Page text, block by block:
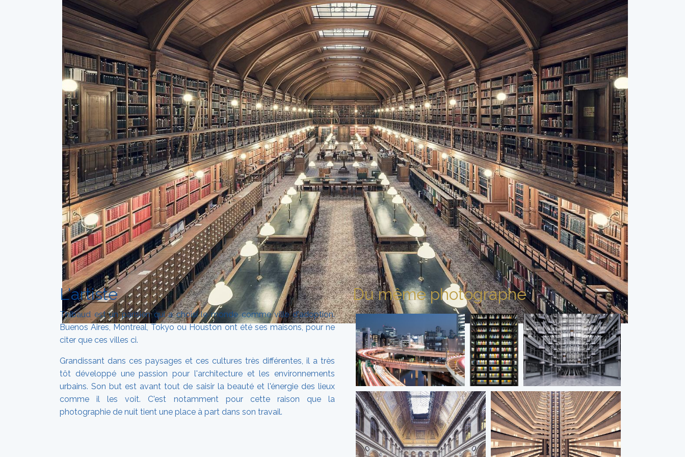
L'artiste
Thibaud est un parisien qui a choisi le monde comme ville d'adoption.
Buenos Aires, Montreal, Tokyo ou Houston ont été ses maisons, pour ne
citer que ces villes ci.
Grandissant dans ces paysages et ces cultures très différentes, il a très
tôt développé une passion pour l'architecture et les environnements
urbains. Son but est avant tout de saisir la beauté et l'énergie des lieux
comme il les voit. C'est notamment pour cette raison que la
photographie de nuit tient une place à part dans son travail.
Du même photographe